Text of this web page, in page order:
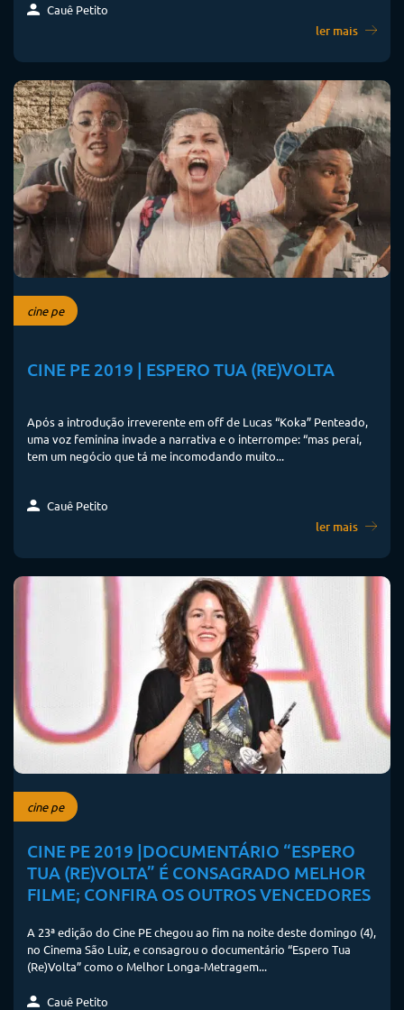
Cauê Petito
ler mais
cine pe
CINE PE 2019 | ESPERO TUA (RE)VOLTA
Após a introdução irreverente em off de Lucas “Koka” Penteado,
uma voz feminina invade a narrativa e o interrompe: “mas peraí,
tem um negócio que tá me incomodando muito...
Cauê Petito
ler mais
cine pe
CINE PE 2019 |DOCUMENTÁRIO “ESPERO
TUA (RE)VOLTA” É CONSAGRADO MELHOR
FILME; CONFIRA OS OUTROS VENCEDORES
A 23ª edição do Cine PE chegou ao fim na noite deste domingo (4),
no Cinema São Luiz, e consagrou o documentário “Espero Tua
(Re)Volta” como o Melhor Longa-Metragem...
Cauê Petito